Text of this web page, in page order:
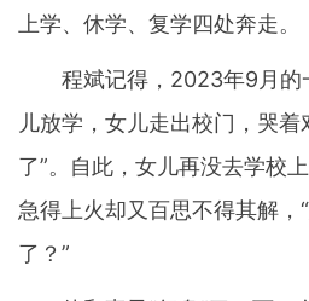
上学、休学、复学四处奔走。
程斌记得，2023年9月的
儿放学，女儿走出校门，哭着
了”。自此，女儿再没去学校
急得上火却又百思不得其解，
了？”